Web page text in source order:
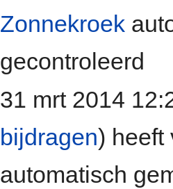
Zonnekroek
gecontroleerd
31 mrt 2014
bijdragen)
automatisch